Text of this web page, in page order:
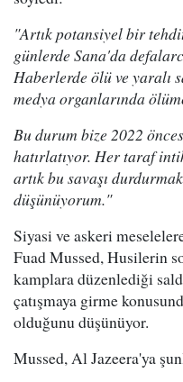
"Artık potansiyel bir
günlerde Sana'da
Haberlerde ölü ve yaralı
medya organlarında
Bu durum bize 2022
hatırlatıyor. Her taraf
artık bu savaşı
düşünüyorum."
Siyasi ve askeri
Fuad Mussed, Husilerin
kamplara düzenlediği
çatışmaya girme
olduğunu düşünüyor.
Mussed, Al Jazeera'ya